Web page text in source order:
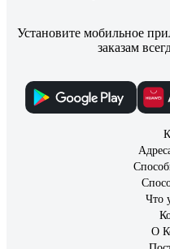
Установите мобильное
заказам
Что
О